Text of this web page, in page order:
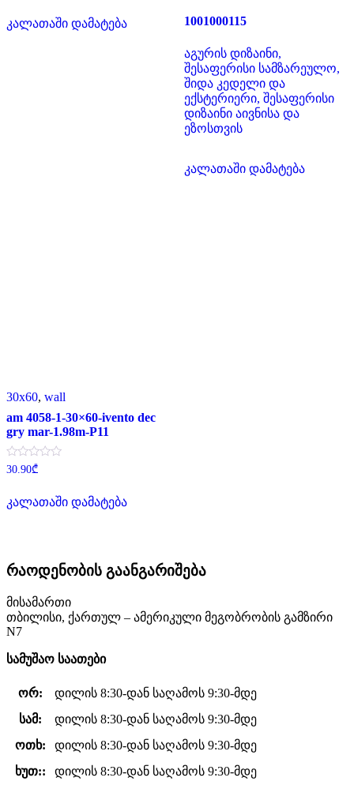
5-
დან
კალათაში დამატება
5-
დან
1001000115
აგურის დიზაინი,
შესაფერისი სამზარეულო,
შიდა კედელი და
ექსტერიერი, შესაფერისი
დიზაინი აივნისა და
ეზოსთვის
კალათაში დამატება
30x60, wall
am 4058-1-30×60-ivento dec
gry mar-1.98m-P11
შეფასება
0
5-
დან
30.90₾
კალათაში დამატება
რაოდენობის გაანგარიშება
მისამართი
თბილისი, ქართულ – ამერიკული მეგობრობის გამზირი
N7
სამუშაო საათები
ორ:
დილის 8:30-დან საღამოს 9:30-მდე
სამ:
დილის 8:30-დან საღამოს 9:30-მდე
ოთხ:
დილის 8:30-დან საღამოს 9:30-მდე
ხუთ::
დილის 8:30-დან საღამოს 9:30-მდე